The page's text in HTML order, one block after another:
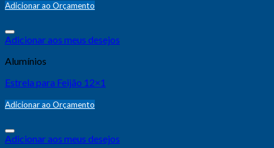
Adicionar ao Orçamento
Adicionar aos meus desejos
Alumínios
Estrela para Feijão 12×1
Adicionar ao Orçamento
Adicionar aos meus desejos